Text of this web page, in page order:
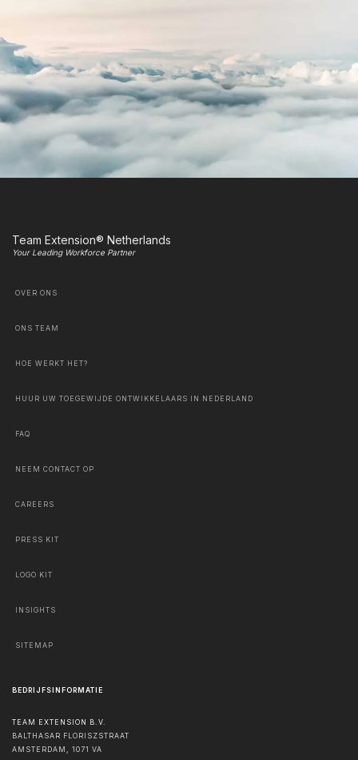
Team Extension® Netherlands
Your Leading Workforce Partner
OVER ONS
ONS TEAM
HOE WERKT HET?
HUUR UW TOEGEWIJDE ONTWIKKELAARS IN NEDERLAND
FAQ
NEEM CONTACT OP
CAREERS
PRESS KIT
LOGO KIT
INSIGHTS
SITEMAP
BEDRIJFSINFORMATIE
TEAM EXTENSION B.V.
BALTHASAR FLORISZSTRAAT
AMSTERDAM
1071 VA